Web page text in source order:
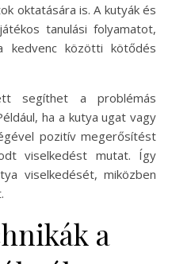
oktatására is. A kutyák és
tanulási folyamatot,
közötti kötődés
segíthet a problémás
ha a kutya ugat vagy
pozitív megerősítést
viselkedést mutat. Így
viselkedését, miközben
a